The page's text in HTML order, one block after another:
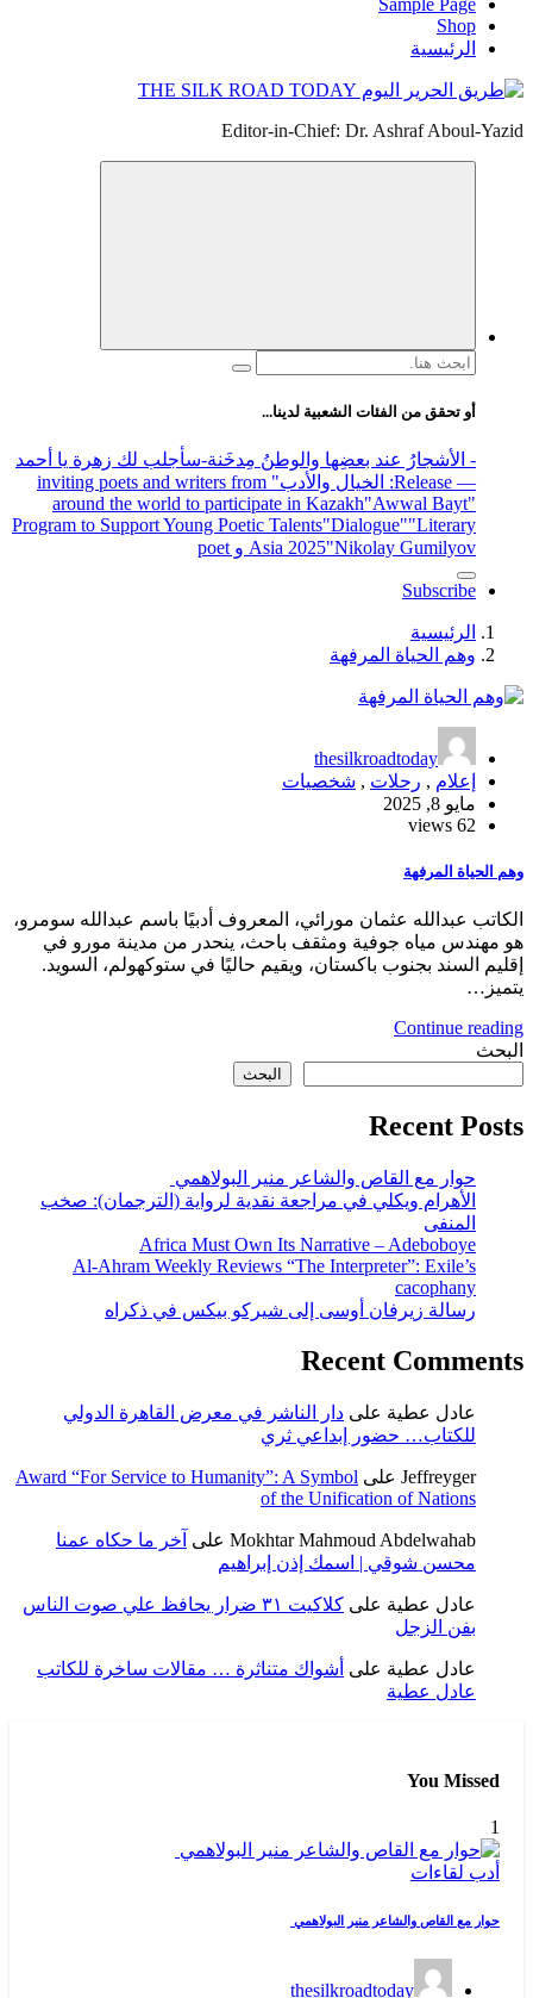
Sample Page
Shop
الرئيسية
Editor-in-Chief: Dr. Ashraf Aboul-Yazid
البحث
أو تحقق من الفئات الشعبية لدينا...
- الأشجارُ عند بعضِها والوطنُ مِدخَنة-سأجلب لك زهرة يا أحمد
— Release
: الخيال والأدب
" inviting poets and writers from
around the world to participate in Kazakh"Awwal Bayt"
Program to Support Young Poetic Talents"Dialogue""Literary
Asia 2025"Nikolay Gumilyov و poet
Subscribe
الرئيسية
وهم الحياة المرفهة
thesilkroadtoday
إعلام , رحلات , شخصيات
مايو 8, 2025
62 views
وهم الحياة المرفهة
الكاتب عبدالله عثمان مورائي، المعروف أدبيًا باسم عبدالله سومرو،
هو مهندس مياه جوفية ومثقف باحث، ينحدر من مدينة مورو في
إقليم السند بجنوب باكستان، ويقيم حاليًا في ستوكهولم، السويد.
يتميز…
Continue reading
البحث
البحث
Recent Posts
حوار مع القاص والشاعر منير البولاهمي
الأهرام ويكلي في مراجعة نقدية لرواية (الترجمان): صخب
المنفى
Africa Must Own Its Narrative – Adeboboye
Al-Ahram Weekly Reviews “The Interpreter”: Exile’s
cacophany
رسالة زيرفان أوسى إلى شيركو بيكس في ذكراه
Recent Comments
عادل عطية على دار الناشر في معرض القاهرة الدولي
للكتاب… حضور إبداعي ثري
Jeffreyger على Award “For Service to Humanity”: A Symbol
of the Unification of Nations
Mokhtar Mahmoud Abdelwahab على آخر ما حكاه عمنا
محسن شوقي | اسمك إذن إبراهيم
عادل عطية على
كلاكيت ٣١ ضرار يحافظ علي صوت الناس
بفن الزجل
عادل عطية على أشواك متناثرة … مقالات ساخرة للكاتب
عادل عطية
You Missed
1
أدب لقاءات
حوار مع القاص والشاعر منير البولاهمي
thesilkroadtoday